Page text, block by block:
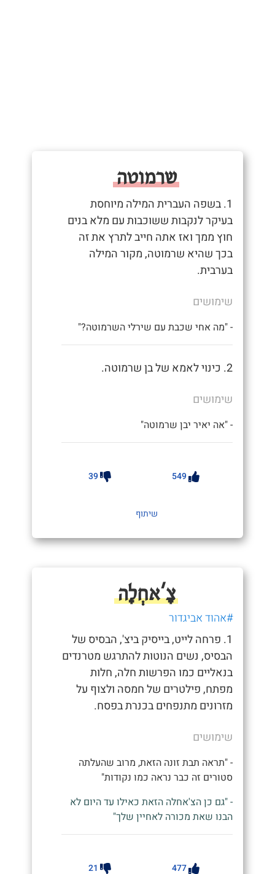
שרמוטה
1. בשפה העברית המילה מיוחסת
בעיקר לנקבות ששוכבות עם מלא בנים
חוץ ממך ואז אתה חייב לתרץ את זה
בכך שהיא שרמוטה, מקור המילה
בערבית.
שימושים
- "מה אחי שכבת עם שירלי השרמוטה?"
2. כינוי לאמא של בן שרמוטה.
שימושים
- "אה יאיר יבן שרמוטה"
549
39
שיתוף
צָ'אחְלָה
#אהוד אביגדור
1. פרחה לייט, בייסיק ביצ', הבסיס של
הבסיס, נשים הנוטות להתרגש מטרנדים
בנאליים כמו הפרשות חלה, חלות
מפתח, פילטרים של חמסה ולצוף על
מזרונים מתנפחים בכנרת בפסח.
שימושים
- "תראה תבת זונה הזאת, מרוב שהעלתה
סטורים זה כבר נראה כמו נקודות"
- "גם כן הצ'אחלה הזאת כאילו עד היום לא
הבנו שאת מכורה לאחיין שלך"
477
21